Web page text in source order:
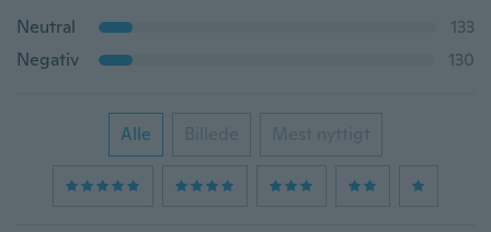
Neutral
133
Negativ
130
Alle Billede Mest nyttigt